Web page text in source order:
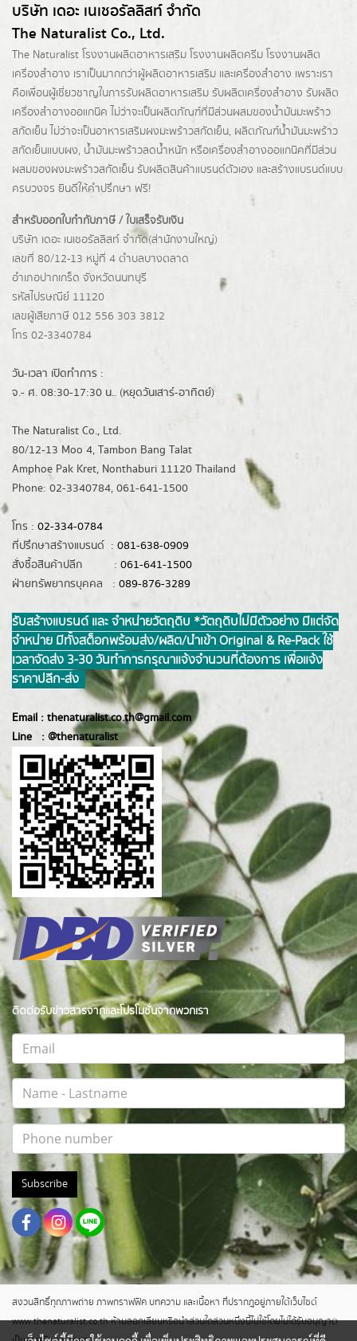
บริษัท เดอะ เนเชอรัลลิสท์ จำกัด
The Naturalist Co., Ltd.
The Naturalist โรงงานผลิตอาหารเสริม โรงงานผลิตครีม โรงงานผลิต
เครื่องสำอาง เราเป็นมากกว่าผู้ผลิตอาหารเสริม และเครื่องสำอาง เพราะเรา
คือเพื่อนผู้เชี่ยวชาญในการรับผลิตอาหารเสริม รับผลิตเครื่องสำอาง รับผลิต
เครื่องสำอางออแกนิค ไม่ว่าจะเป็นผลิตภัณฑ์ที่มีส่วนผสมของน้ำมันมะพร้าว
สกัดเย็น ไม่ว่าจะเป็นอาหารเสริมผงมะพร้าวสกัดเย็น, ผลิตภัณฑ์น้ำมันมะพร้าว
สกัดเย็นแบบผง, น้ำมันมะพร้าวลดน้ำหนัก หรือเครื่องสำอางออแกนิคที่มีส่วน
ผสมของผงมะพร้าวสกัดเย็น รับผลิตสินค้าแบรนด์ตัวเอง และสร้างแบรนด์แบบ
ครบวงจร ยินดีให้คำปรึกษา ฟรี!
สำหรับออกใบกำกับภาษี / ใบเสร็จรับเงิน
บริษัท เดอะ เนเชอรัลลิสท์ จำกัด(ส่านักงานใหญ่)
เลขที่ 80/12-13 หมู่ที่ 4 ตำบลบางตลาด
อำเภอปากเกร็ด จังหวัดนนทบุรี
รหัสไปรษณีย์ 11120
เลขผู้เสียภาษี 012 556 303 3812
โทร 02-3340784
วัน-เวลา เปิดทำการ :
จ.- ศ. 08:30-17:30 น.. (หยุดวันเสาร์-อาทิตย์)
The Naturalist Co., Ltd.
80/12-13 Moo 4, Tambon Bang Talat
Amphoe Pak Kret, Nonthaburi 11120 Thailand
Phone: 02-3340784, 061-641-1500
โทร : 02-334-0784
ที่ปรึกษาสร้างแบรนด์ : 081-638-0909
สั่งซื้อสินค้าปลีก : 061-641-1500
ฝ่ายทรัพยากรบุคคล : 089-876-3289
รับสร้างแบรนด์ และ จำหน่ายวัตถุดิบ *วัตถุดิบไม่มีตัวอย่าง มีแต่จัด
จำหน่าย มีทั้งสต็อกพร้อมส่ง/ผลิต/นำเข้า Original & Re-Pack ใช้
เวลาจัดส่ง 3-30 วันทำการ กรุณาแจ้งจำนวนที่ต้องการ เพื่อแจ้ง
ราคาปลีก-ส่ง
Email : thenaturalist.co.th@gmail.com
Line : @thenaturalist
ติดต่อรับข่าวสารจากและโปรโมชั่นจากพวกเรา
Subscribe
สงวนสิทธิ์ทุกภาพถ่าย ภาพกราฟฟิค บทความ และเนื้อหา ที่ปรากฎอยู่ภายใต้เว็บไซต์
www.thenaturalist.co.th ห้ามลอกเลียนหรือนำส่วนใดส่วนหนึ่งนี้ไปใช้โดยไม่ได้รับอนุญาต